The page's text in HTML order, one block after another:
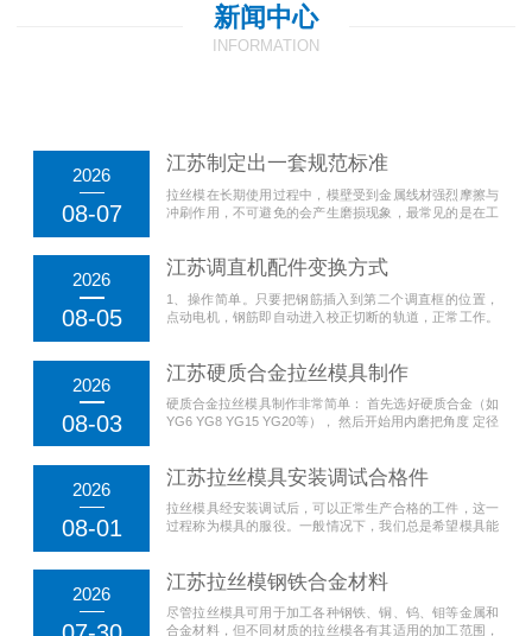
新闻中心
INFORMATION
2026
08-07
江苏制定出一套规范标准
拉丝模在长期使用过程中，模壁受到金属线材强烈摩擦与
冲刷作用，不可避免的会产生磨损现象，最常见的是在工
芯...
2026
08-05
江苏调直机配件变换方式
1、操作简单。只要把钢筋插入到第二个调直框的位置，
点动电机，钢筋即自动进入校正切断的轨道，正常工作。
2026
08-03
江苏硬质合金拉丝模具制作
硬质合金拉丝模具制作非常简单： 首先选好硬质合金（如
YG6 YG8 YG15 YG20等）， 然后开始用内磨把角度 定径
2026
08-01
江苏拉丝模具安装调试合格件
拉丝模具经安装调试后，可以正常生产合格的工件，这一
过程称为模具的服役。一般情况下，我们总是希望模具能
2026
江苏拉丝模钢铁合金材料
尽管拉丝模具可用于加工各种钢铁、铜、钨、钼等金属和
合金材料，但不同材质的拉丝模各有其适用的加工范围，